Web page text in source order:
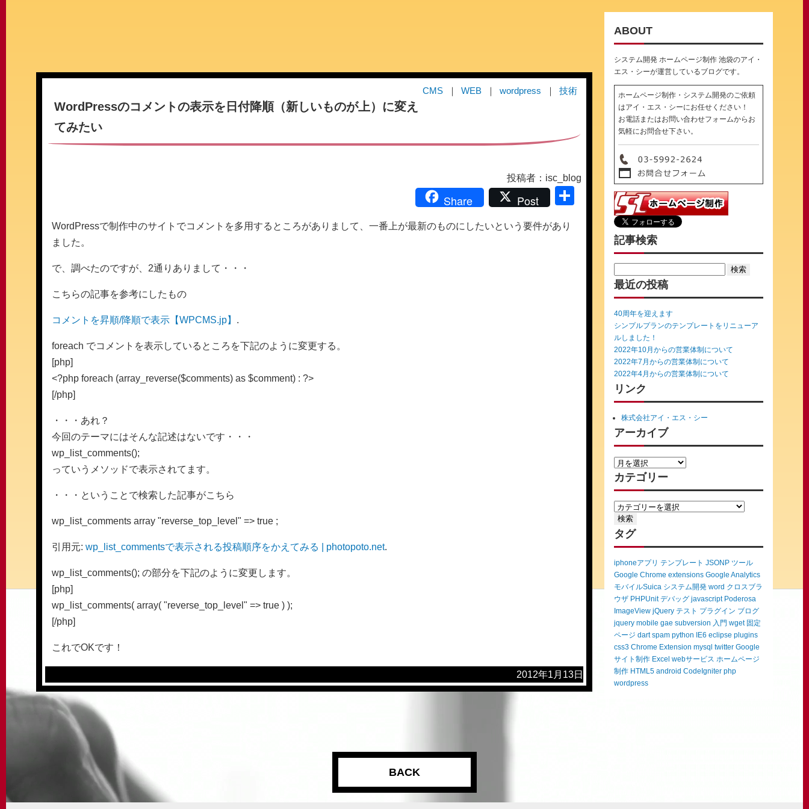
CMS WEB wordpress 技術
WordPressのコメントの表示を日付降順（新しいものが上）に変え
てみたい
投稿者：isc_blog
Share Post
WordPressで制作中のサイトでコメントを多用するところがありまして、一番上が最新のものにしたいという要件があり
ました。
で、調べたのですが、2通りありまして・・・
こちらの記事を参考にしたもの
コメントを昇順/降順で表示【WPCMS.jp】 .
foreach でコメントを表示しているところを下記のように変更する。
[php]
<?php foreach (array_reverse($comments) as $comment) : ?>
[/php]
・・・あれ？
今回のテーマにはそんな記述はないです・・・
wp_list_comments();
っていうメソッドで表示されてます。
・・・ということで検索した記事がこちら
wp_list_comments array "reverse_top_level" => true ;
引用元: wp_list_commentsで表示される投稿順序をかえてみる | photopoto.net.
wp_list_comments(); の部分を下記のように変更します。
[php]
wp_list_comments( array( "reverse_top_level" => true ) );
[/php]
これでOKです！
2012年1月13日
ABOUT
システム開発 ホームページ制作 池袋のアイ・
エス・シーが運営しているブログです。
ホームページ制作・システム開発のご依頼
はアイ・エス・シーにお任せください！
お電話またはお問い合わせフォームからお
気軽にお問合せ下さい。
記事検索
for:
最近の投稿
40周年を迎えます
シンプルプランのテンプレートをリニューア
ルしました！
2022年10月からの営業体制について
2022年7月からの営業体制について
2022年4月からの営業体制について
リンク
株式会社アイ・エス・シー
アーカイブ
カテゴリー
タグ
iphoneアプリ テンプレート JSONP ツール
Google Chrome extensions Google Analytics
モバイルSuica システム開発 word クロスブラ
ウザ PHPUnit デバッグ javascript Poderosa
ImageView jQuery テスト プラグイン ブログ
jquery mobile gae subversion 入門 wget 固定
ページ dart spam python IE6 eclipse plugins
css3 Chrome Extension mysql twitter Google
サイト制作 Excel webサービス ホームページ
制作 HTML5 android CodeIgniter php
wordpress
BACK